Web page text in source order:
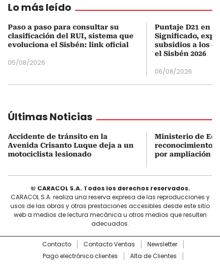
Lo más leído
Paso a paso para consultar su
clasificación del RUI, sistema que
evoluciona el Sisbén: link oficial
05/08/2026
Puntaje D21 en
Significado,
subsidios a los
el Sisbén 2026
06/08/2026
Últimas Noticias
Accidente de tránsito en la
Avenida Crisanto Luque deja a un
motociclista lesionado
Ministerio de
reconocimiento
por ampliación
© CARACOL S.A. Todos los derechos reservados.
CARACOL S.A. realiza una reserva expresa de las reproducciones y
usos de las obras y otras prestaciones accesibles desde este sitio
web a medios de lectura mecánica u otros medios que resulten
adecuados.
Contacto Contacto Ventas
Newsletter
Pago electrónico clientes
Alta de Clientes